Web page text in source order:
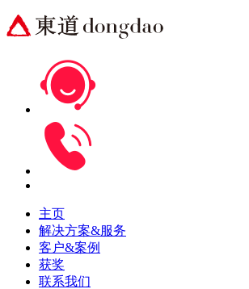
主页
解决方案&服务
客户&案例
获奖
联系我们